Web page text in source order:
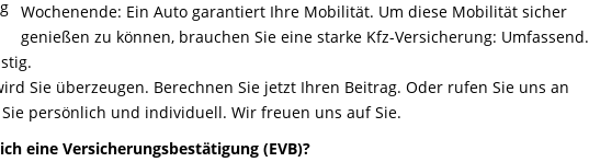
Wochenende: Ein Auto garantiert Ihre Mobilität. Um diese Mobilität sicher
genießen zu können, brauchen Sie eine starke Kfz-Versicherung: Umfassend.
Sie überzeugen. Berechnen Sie jetzt Ihren Beitrag. Oder rufen Sie uns an
persönlich und individuell. Wir freuen uns auf Sie.
eine Versicherungsbestätigung (EVB)?